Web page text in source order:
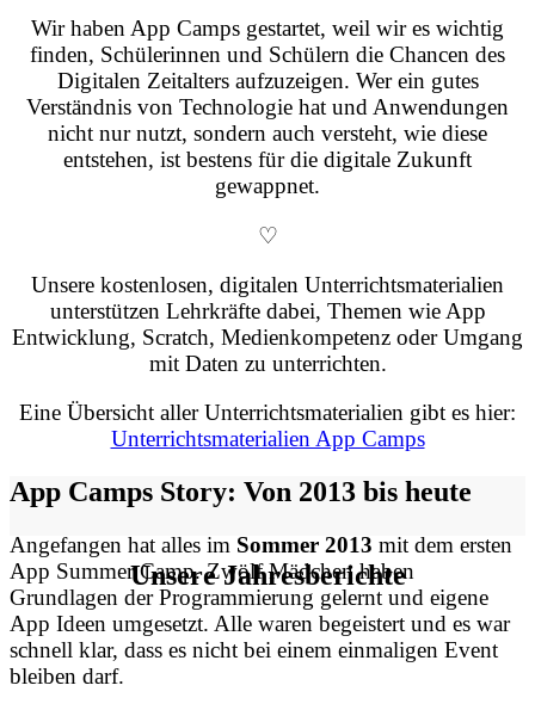
Wir haben App Camps gestartet, weil wir es wichtig
finden, Schülerinnen und Schülern die Chancen des
Digitalen Zeitalters aufzuzeigen. Wer ein gutes
Verständnis von Technologie hat und Anwendungen
nicht nur nutzt, sondern auch versteht, wie diese
entstehen, ist bestens für die digitale Zukunft
gewappnet.
♡
Unsere kostenlosen, digitalen Unterrichtsmaterialien
unterstützen Lehrkräfte dabei, Themen wie App
Entwicklung, Scratch, Medienkompetenz oder Umgang
mit Daten zu unterrichten.
Eine Übersicht aller Unterrichtsmaterialien gibt es hier:
Unterrichtsmaterialien App Camps
App Camps Story: Von 2013 bis heute
Angefangen hat alles im Sommer 2013 mit dem ersten
App Summer Camp. Zwölf Mädchen haben
Grundlagen der Programmierung gelernt und eigene
App Ideen umgesetzt. Alle waren begeistert und es war
schnell klar, dass es nicht bei einem einmaligen Event
bleiben darf.
Unsere Jahresberichte